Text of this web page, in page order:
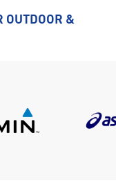
OUTDOOR &